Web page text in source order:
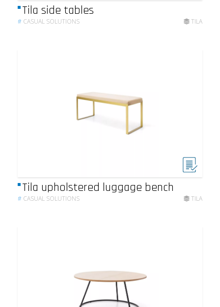
Tila side tables
# CASUAL SOLUTIONS TILA
Tila upholstered luggage bench
# CASUAL SOLUTIONS TILA